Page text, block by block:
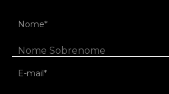
Nome*
E-mail*